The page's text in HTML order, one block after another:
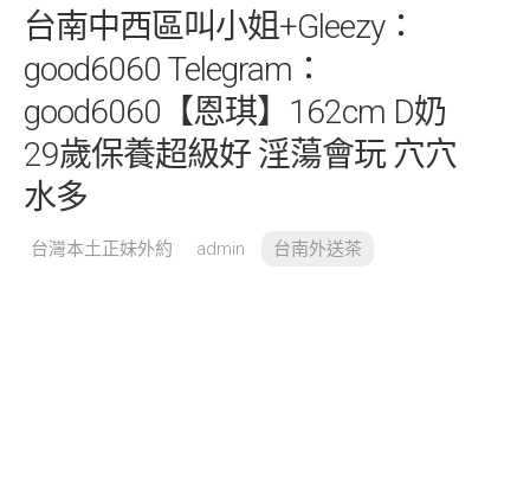
台南中西區叫小姐+Gleezy：
good6060 Telegram：
good6060【恩琪】162cm D奶
29歲保養超級好 淫蕩會玩 穴穴
水多
台灣本土正妹外約 admin 台南外送茶